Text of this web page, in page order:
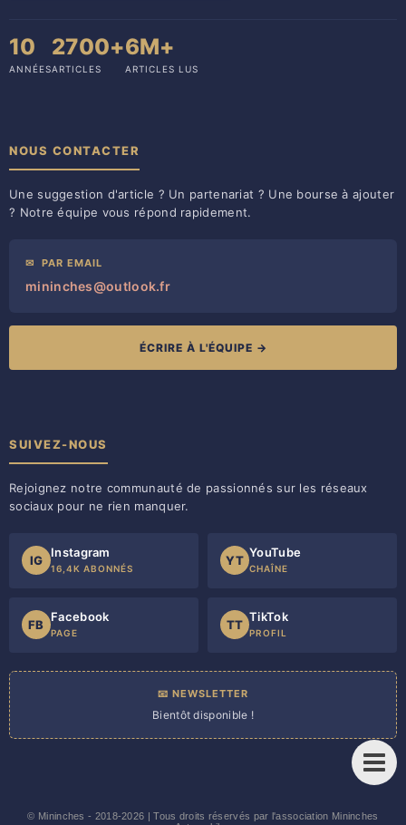
10
ANNÉES
2700+
ARTICLES
6M+
ARTICLES LUS
NOUS CONTACTER
Une suggestion d'article ? Un partenariat ? Une bourse à ajouter
? Notre équipe vous répond rapidement.
✉ PAR EMAIL
mininches@outlook.fr
ÉCRIRE À L'ÉQUIPE →
SUIVEZ-NOUS
Rejoignez notre communauté de passionnés sur les réseaux
sociaux pour ne rien manquer.
IG
Instagram
16,4K ABONNÉS
YT
YouTube
CHAÎNE
FB
Facebook
PAGE
TT
TikTok
PROFIL
📧 NEWSLETTER
Bientôt disponible !
© Mininches - 2018-2026 | Tous droits réservés par l'association Mininches